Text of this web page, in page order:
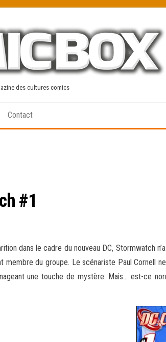
des cultures comics
Contact
#1
dans le cadre du nouveau DC, Stormwatch
membre du groupe. Le scénariste Paul Cornell
une touche de mystère. Mais… est-ce